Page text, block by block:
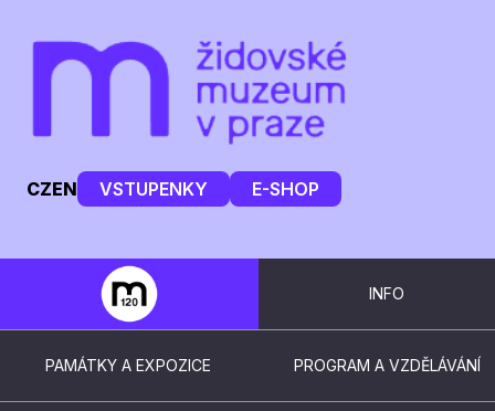
CZEN VSTUPENKY E-SHOP
INFO
PAMÁTKY A EXPOZICE PROGRAM A VZDĚLÁVÁNÍ